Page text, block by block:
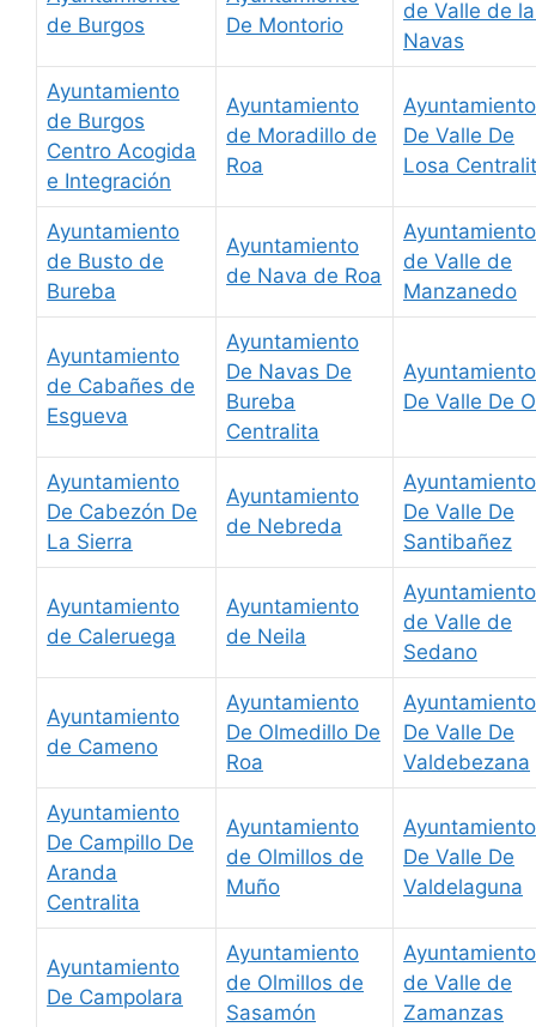
de Burgos
De Montorio
de Valle de
Navas
Ayuntamiento
de Burgos
Centro Acogida
e Integración
Ayuntamiento
de Moradillo de
Roa
Ayuntamiento
De Valle De
Losa
Ayuntamiento
de Busto de
Bureba
Ayuntamiento
de Nava de Roa
Ayuntamiento
de Valle de
Manzanedo
Ayuntamiento
de Cabañes de
Esgueva
Ayuntamiento
De Navas De
Bureba
Centralita
Ayuntamiento
De Valle De
Ayuntamiento
De Cabezón De
La Sierra
Ayuntamiento
de Nebreda
Ayuntamiento
De Valle De
Santibañez
Ayuntamiento
de Caleruega
Ayuntamiento
de Neila
Ayuntamiento
de Valle de
Sedano
Ayuntamiento
de Cameno
Ayuntamiento
De Olmedillo De
Roa
Ayuntamiento
De Valle De
Valdebezana
Ayuntamiento
De Campillo De
Aranda
Centralita
Ayuntamiento
de Olmillos de
Muño
Ayuntamiento
De Valle De
Valdelaguna
Ayuntamiento
De Campolara
Ayuntamiento
de Olmillos de
Sasamón
Ayuntamiento
de Valle de
Zamanzas